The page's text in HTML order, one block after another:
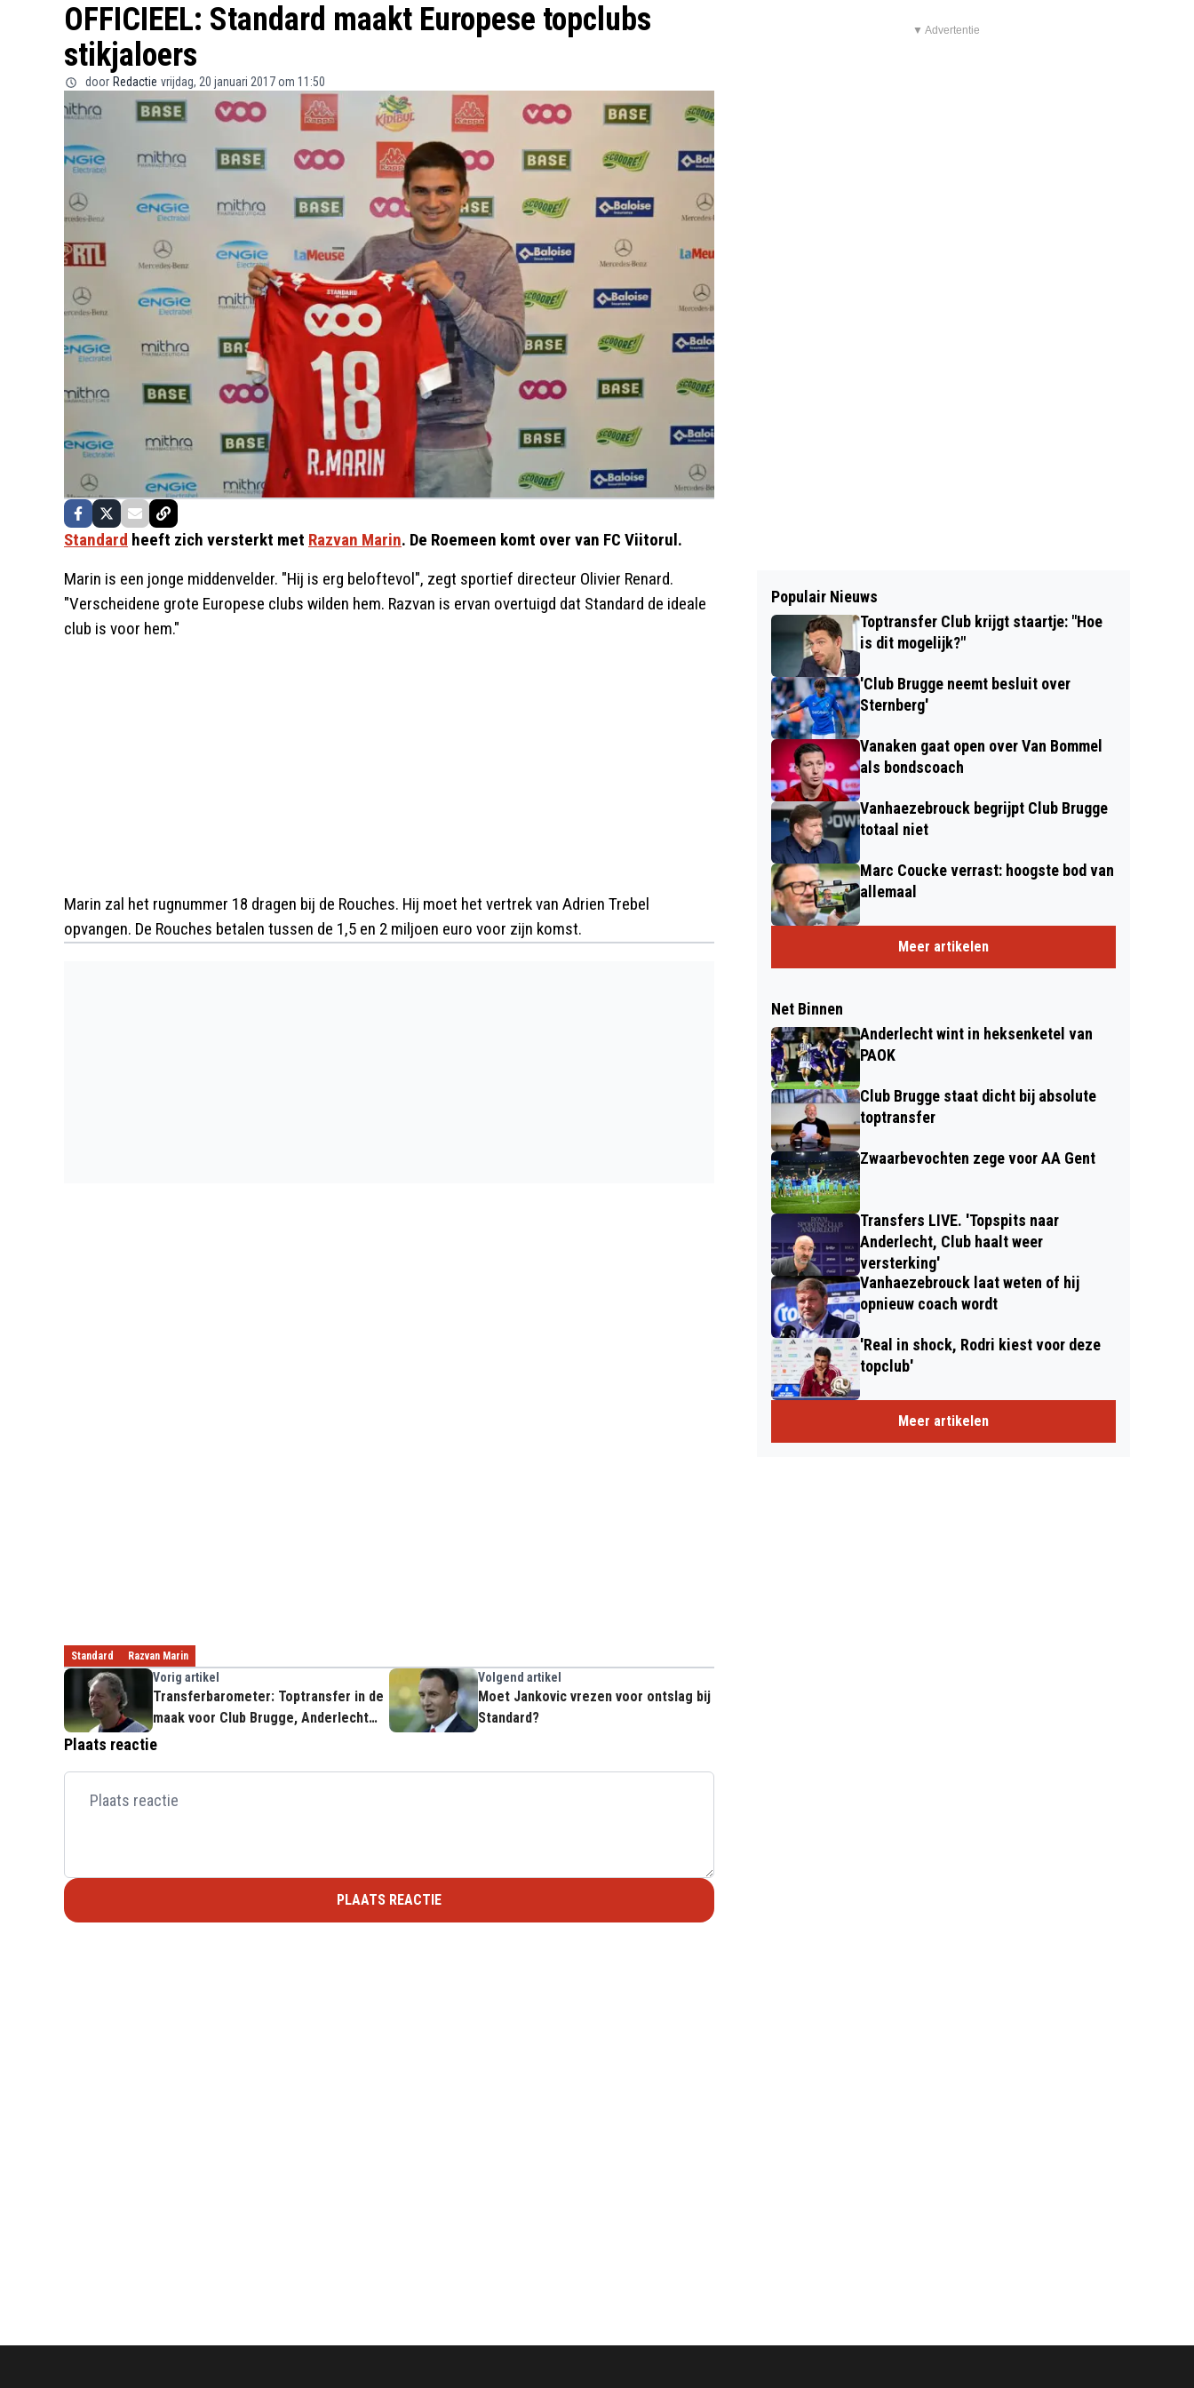
OFFICIEEL: Standard maakt Europese topclubs
stikjaloers
door Redactie vrijdag, 20 januari 2017 om 11:50
Standard heeft zich versterkt met Razvan Marin. De Roemeen komt over van FC Viitorul.
Marin is een jonge middenvelder. "Hij is erg beloftevol", zegt sportief directeur Olivier Renard.
"Verscheidene grote Europese clubs wilden hem. Razvan is ervan overtuigd dat Standard de ideale
club is voor hem."
Marin zal het rugnummer 18 dragen bij de Rouches. Hij moet het vertrek van Adrien Trebel
opvangen. De Rouches betalen tussen de 1,5 en 2 miljoen euro voor zijn komst.
Standard Razvan Marin
Vorig artikel
Transferbarometer: Toptransfer in de
maak voor Club Brugge, Anderlecht
gaat voor uiterst pikante transfer
Volgend artikel
Moet Jankovic vrezen voor ontslag bij
Standard?
Plaats reactie
PLAATS REACTIE
▼ Advertentie
Populair Nieuws
Toptransfer Club krijgt staartje: "Hoe
is dit mogelijk?"
'Club Brugge neemt besluit over
Sternberg'
Vanaken gaat open over Van Bommel
als bondscoach
Vanhaezebrouck begrijpt Club Brugge
totaal niet
Marc Coucke verrast: hoogste bod van
allemaal
Meer artikelen
Net Binnen
Anderlecht wint in heksenketel van
PAOK
Club Brugge staat dicht bij absolute
toptransfer
Zwaarbevochten zege voor AA Gent
Transfers LIVE. 'Topspits naar
Anderlecht, Club haalt weer
versterking'
Vanhaezebrouck laat weten of hij
opnieuw coach wordt
'Real in shock, Rodri kiest voor deze
topclub'
Meer artikelen